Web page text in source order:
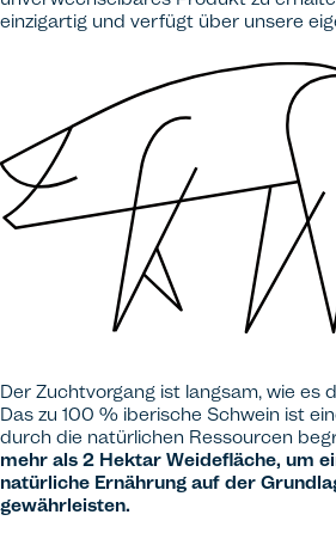
einzigartig und verfügt über unsere
Der Zuchtvorgang ist langsam, wie es
Das zu 100 % iberische Schwein ist
durch die natürlichen Ressourcen
mehr als 2 Hektar Weidefläche, um
natürliche Ernährung auf der
gewährleisten.